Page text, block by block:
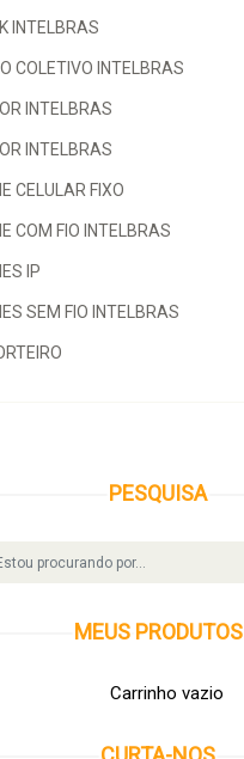
INTELBRAS
COLETIVO INTELBRAS
INTELBRAS
INTELBRAS
CELULAR FIXO
COM FIO INTELBRAS
IP
SEM FIO INTELBRAS
PESQUISA
MEUS PRODUTOS
Carrinho vazio